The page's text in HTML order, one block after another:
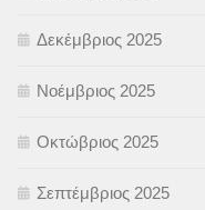
Δεκέμβριος 2025
Νοέμβριος 2025
Οκτώβριος 2025
Σεπτέμβριος 2025